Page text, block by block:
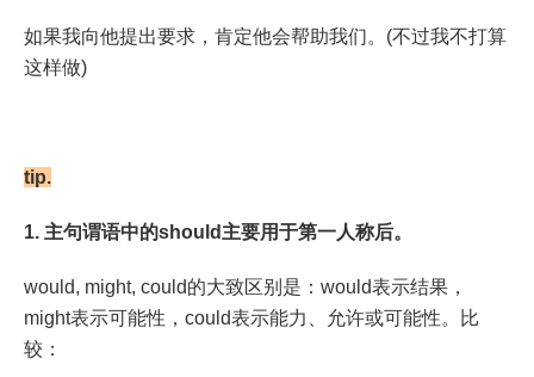
如果我向他提出要求，肯定他会帮助我们。(不过我不打算
这样做)
tip.
1. 主句谓语中的should主要用于第一人称后。
would, might, could的大致区别是：would表示结果，
might表示可能性，could表示能力、允许或可能性。比
较：